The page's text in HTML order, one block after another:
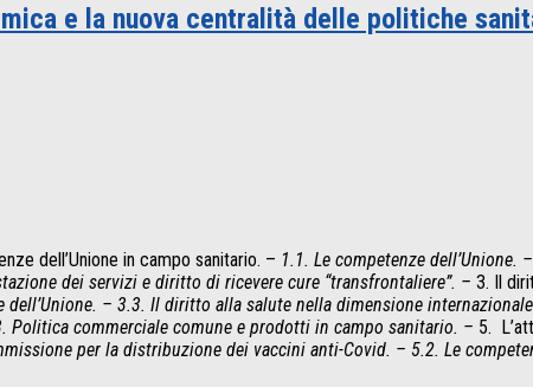
e la nuova centralità delle politiche
dell’Unione in campo sanitario. – 1.1. Le competenze
dei servizi e diritto di ricevere cure “transfrontaliere”. – 3. Il
– 3.3. Il diritto alla salute nella dimensione
Politica commerciale comune e prodotti in campo sanitario. – 5.
per la distribuzione dei vaccini anti-Covid. – 5.2. Le